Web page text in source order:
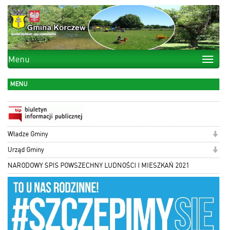
Toggle
Menu
MENU
Władze Gminy
Urząd Gminy
NARODOWY SPIS POWSZECHNY LUDNOŚCI I MIESZKAŃ 2021